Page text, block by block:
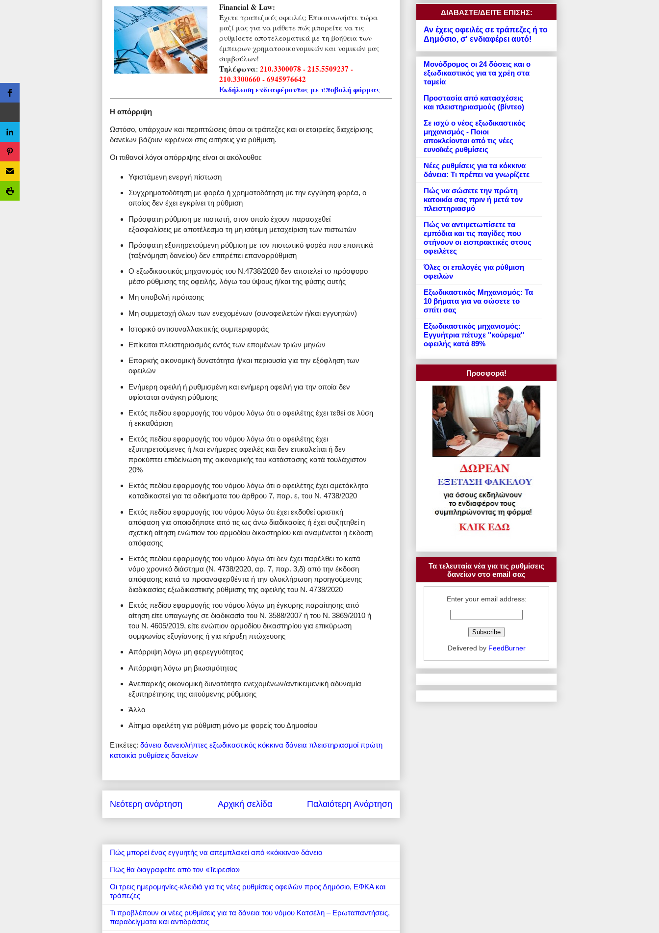
Financial & Law:
Έχετε τραπεζικές οφειλές; Επικοινωνήστε τώρα
μαζί μας για να μάθετε πώς μπορείτε να τις
ρυθμίσετε αποτελεσματικά με τη βοήθεια των
έμπειρων χρηματοοικονομικών και νομικών μας
συμβούλων!
Τηλέφωνα: 210.3300078 - 215.5509237 -
210.3300660 - 6945976642
Εκδήλωση ενδιαφέροντος με υποβολή φόρμας
Η απόρριψη
Ωστόσο, υπάρχουν και περιπτώσεις όπου οι τράπεζες και οι εταιρείες διαχείρισης
δανείων βάζουν «φρένο» στις αιτήσεις για ρύθμιση.
Οι πιθανοί λόγοι απόρριψης είναι οι ακόλουθοι:
Υφιστάμενη ενεργή πίστωση
Συγχρηματοδότηση με φορέα ή χρηματοδότηση με την εγγύηση φορέα, ο
οποίος δεν έχει εγκρίνει τη ρύθμιση
Πρόσφατη ρύθμιση με πιστωτή, στον οποίο έχουν παρασχεθεί
εξασφαλίσεις με αποτέλεσμα τη μη ισότιμη μεταχείριση των πιστωτών
Πρόσφατη εξυπηρετούμενη ρύθμιση με τον πιστωτικό φορέα που εποπτικά
(ταξινόμηση δανείου) δεν επιτρέπει επαναρρύθμιση
Ο εξωδικαστικός μηχανισμός του Ν.4738/2020 δεν αποτελεί το πρόσφορο
μέσο ρύθμισης της οφειλής, λόγω του ύψους ή/και της φύσης αυτής
Μη υποβολή πρότασης
Μη συμμετοχή όλων των ενεχομένων (συνοφειλετών ή/και εγγυητών)
Ιστορικό αντισυναλλακτικής συμπεριφοράς
Επίκειται πλειστηριασμός εντός των επομένων τριών μηνών
Επαρκής οικονομική δυνατότητα ή/και περιουσία για την εξόφληση των
οφειλών
Ενήμερη οφειλή ή ρυθμισμένη και ενήμερη οφειλή για την οποία δεν
υφίσταται ανάγκη ρύθμισης
Εκτός πεδίου εφαρμογής του νόμου λόγω ότι ο οφειλέτης έχει τεθεί σε λύση
ή εκκαθάριση
Εκτός πεδίου εφαρμογής του νόμου λόγω ότι ο οφειλέτης έχει
εξυπηρετούμενες ή /και ενήμερες οφειλές και δεν επικαλείται ή δεν
προκύπτει επιδείνωση της οικονομικής του κατάστασης κατά τουλάχιστον
20%
Εκτός πεδίου εφαρμογής του νόμου λόγω ότι ο οφειλέτης έχει αμετάκλητα
καταδικαστεί για τα αδικήματα του άρθρου 7, παρ. ε, του Ν. 4738/2020
Εκτός πεδίου εφαρμογής του νόμου λόγω ότι έχει εκδοθεί οριστική
απόφαση για οποιαδήποτε από τις ως άνω διαδικασίες ή έχει συζητηθεί η
σχετική αίτηση ενώπιον του αρμοδίου δικαστηρίου και αναμένεται η έκδοση
απόφασης
Εκτός πεδίου εφαρμογής του νόμου λόγω ότι δεν έχει παρέλθει το κατά
νόμο χρονικό διάστημα (Ν. 4738/2020, αρ. 7, παρ. 3,δ) από την έκδοση
απόφασης κατά τα προαναφερθέντα ή την ολοκλήρωση προηγούμενης
διαδικασίας εξωδικαστικής ρύθμισης της οφειλής του Ν. 4738/2020
Εκτός πεδίου εφαρμογής του νόμου λόγω μη έγκυρης παραίτησης από
αίτηση είτε υπαγωγής σε διαδικασία του Ν. 3588/2007 ή του Ν. 3869/2010 ή
του Ν. 4605/2019, είτε ενώπιον αρμοδίου δικαστηρίου για επικύρωση
συμφωνίας εξυγίανσης ή για κήρυξη πτώχευσης
Απόρριψη λόγω μη φερεγγυότητας
Απόρριψη λόγω μη βιωσιμότητας
Ανεπαρκής οικονομική δυνατότητα ενεχομένων/αντικειμενική αδυναμία
εξυπηρέτησης της αιτούμενης ρύθμισης
Άλλο
Αίτημα οφειλέτη για ρύθμιση μόνο με φορείς του Δημοσίου
Ετικέτες: δάνεια δανειολήπτες εξωδικαστικός κόκκινα δάνεια πλειστηριασμοί πρώτη
κατοικία ρυθμίσεις δανείων
Νεότερη ανάρτηση Παλαιότερη Ανάρτηση
Αρχική σελίδα
Πώς μπορεί ένας εγγυητής να απεμπλακεί από «κόκκινο» δάνειο
Πώς θα διαγραφείτε από τον «Τειρεσία»
Οι τρεις ημερομηνίες-κλειδιά για τις νέες ρυθμίσεις οφειλών προς Δημόσιο, ΕΦΚΑ και
τράπεζες
Τι προβλέπουν οι νέες ρυθμίσεις για τα δάνεια του νόμου Κατσέλη – Ερωταπαντήσεις,
παραδείγματα και αντιδράσεις
ΔΙΑΒΑΣΤΕ/ΔΕΙΤΕ ΕΠΙΣΗΣ:
Αν έχεις οφειλές σε τράπεζες ή το
Δημόσιο, σ' ενδιαφέρει αυτό!
Μονόδρομος οι 24 δόσεις και ο
εξωδικαστικός για τα χρέη στα
ταμεία
Προστασία από κατασχέσεις
και πλειστηριασμούς (βίντεο)
Σε ισχύ ο νέος εξωδικαστικός
μηχανισμός - Ποιοι
αποκλείονται από τις νέες
ευνοϊκές ρυθμίσεις
Νέες ρυθμίσεις για τα κόκκινα
δάνεια: Τι πρέπει να γνωρίζετε
Πώς να σώσετε την πρώτη
κατοικία σας πριν ή μετά τον
πλειστηριασμό
Πώς να αντιμετωπίσετε τα
εμπόδια και τις παγίδες που
στήνουν οι εισπρακτικές στους
οφειλέτες
Όλες οι επιλογές για ρύθμιση
οφειλών
Εξωδικαστικός Μηχανισμός: Τα
10 βήματα για να σώσετε το
σπίτι σας
Εξωδικαστικός μηχανισμός:
Εγγυήτρια πέτυχε "κούρεμα"
οφειλής κατά 89%
Προσφορά!
Τα τελευταία νέα για τις ρυθμίσεις
δανείων στο email σας
Enter your email address:
Delivered by FeedBurner